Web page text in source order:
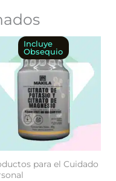
Incluye
Obsequio
para el Cuidado
desde
$
Este
producto
tiene
múltiples
variantes.
opciones
se
pueden
en